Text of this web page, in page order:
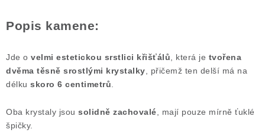
Popis kamene:
Jde o velmi estetickou srstlici křišťálů , která je tvořena
dvěma těsně srostlými krystalky , přičemž ten delší má na
délku skoro 6 centimetrů
Oba krystaly jsou solidně zachovalé , mají pouze mírně ťuklé
špičky.